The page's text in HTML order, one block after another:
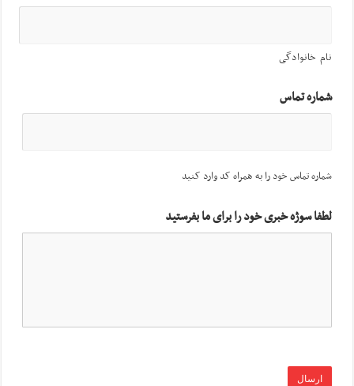
نام خانوادگی
شماره تماس
شماره تماس خود را به همراه کد وارد کنید
لطفا سوژه خبری خود را برای ما بفرستید